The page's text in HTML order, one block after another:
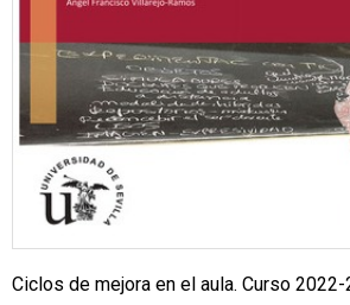
Ciclos de mejora en el aula. Curso 2022-